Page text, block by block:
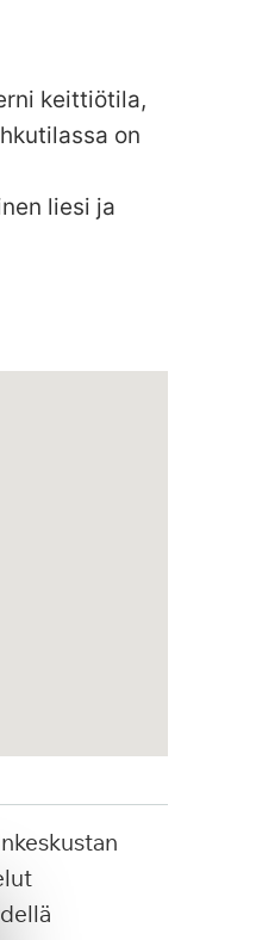
keittiötila,
on
liesi ja